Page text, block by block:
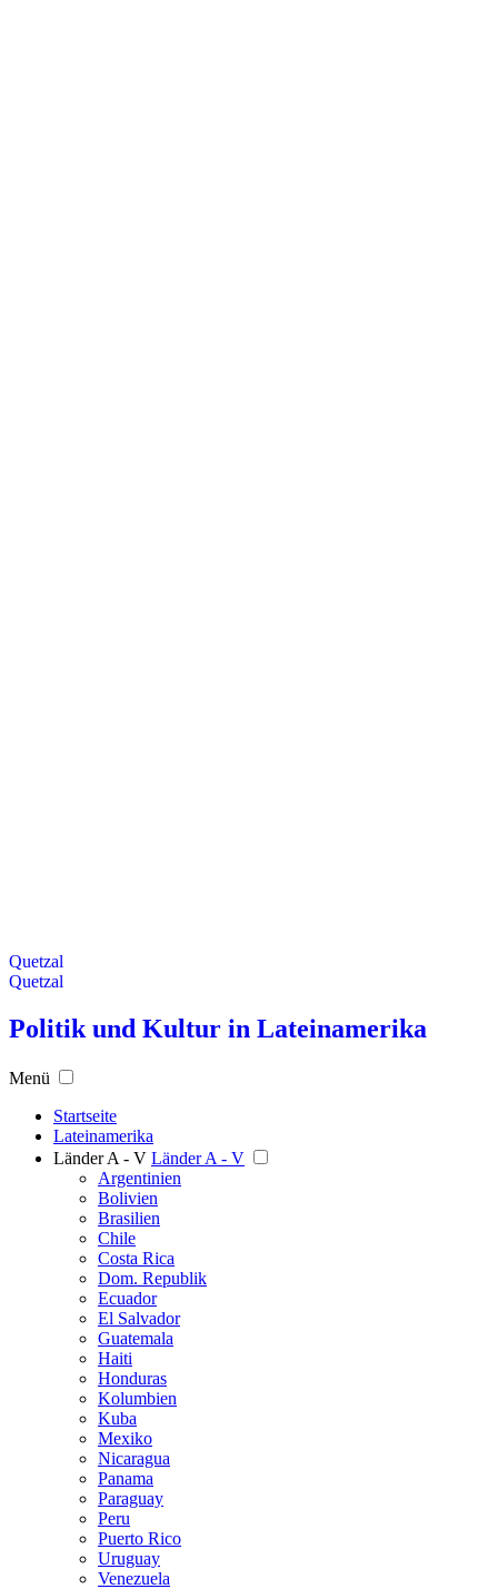
Quetzal
Quetzal
Politik und Kultur in Lateinamerika
Menü
Startseite
Lateinamerika
Länder A - V Länder A - V
Argentinien
Bolivien
Brasilien
Chile
Costa Rica
Dom. Republik
Ecuador
El Salvador
Guatemala
Haiti
Honduras
Kolumbien
Kuba
Mexiko
Nicaragua
Panama
Paraguay
Peru
Puerto Rico
Uruguay
Venezuela